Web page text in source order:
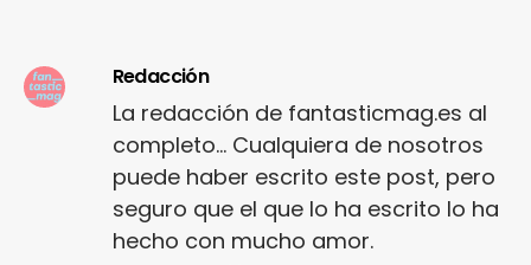
Redacción
La redacción de fantasticmag.es al
completo... Cualquiera de nosotros
puede haber escrito este post, pero
seguro que el que lo ha escrito lo ha
hecho con mucho amor.